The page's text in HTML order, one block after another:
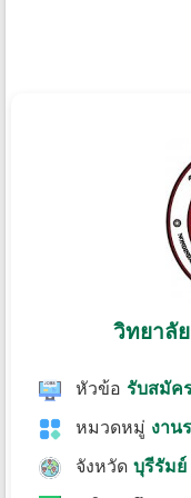
วิทยาลั
หัวข้อ รับสมัค
หมวดหมู่ งาน
จังหวัด บุรีรัมย์